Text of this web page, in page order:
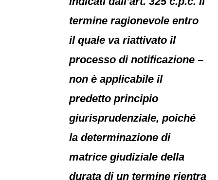
termine ragionevole entro
il quale va riattivato il
processo di notificazione –
non è applicabile il
predetto principio
giurisprudenziale, poiché
la determinazione di
matrice giudiziale della
durata di un termine rientra